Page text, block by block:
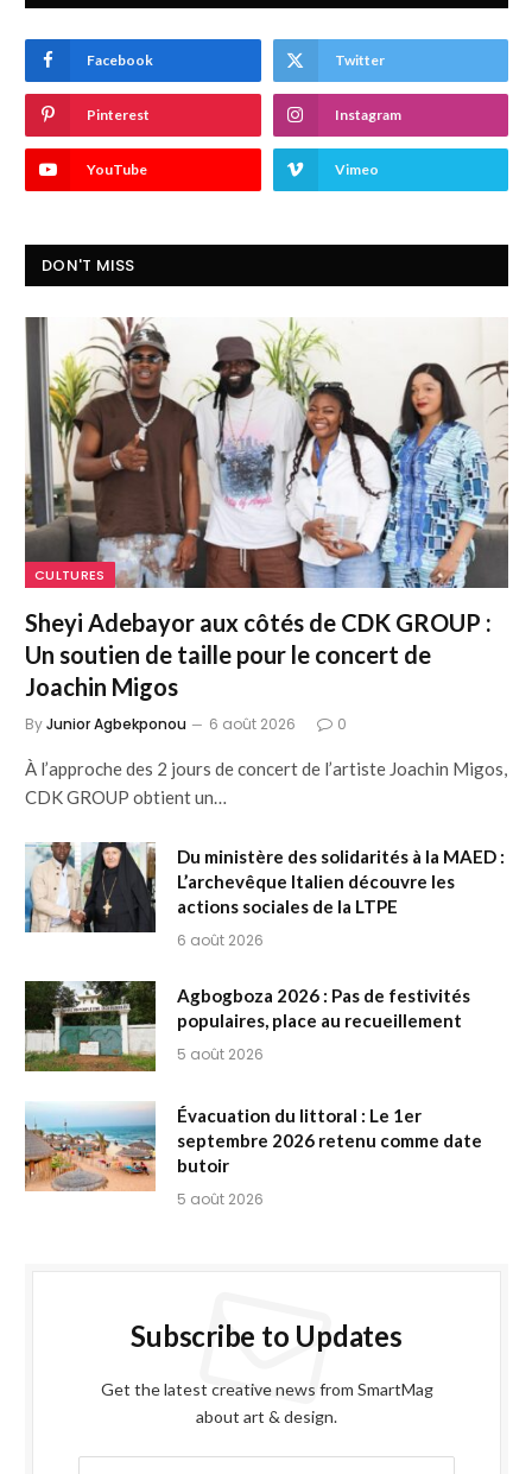
Facebook Twitter
Pinterest Instagram
YouTube Vimeo
DON'T MISS
CULTURES
Sheyi Adebayor aux côtés de CDK GROUP :
Un soutien de taille pour le concert de
Joachin Migos
ByJunior Agbekponou 6 août 2026 0
À l’approche des 2 jours de concert de l’artiste Joachin Migos,
CDK GROUP obtient un…
Du ministère des solidarités à la MAED :
L’archevêque Italien découvre les
actions sociales de la LTPE
6 août 2026
Agbogboza 2026 : Pas de festivités
populaires, place au recueillement
5 août 2026
Évacuation du littoral : Le 1er
septembre 2026 retenu comme date
butoir
5 août 2026
Subscribe to Updates
Get the latest creative news from SmartMag
about art & design.